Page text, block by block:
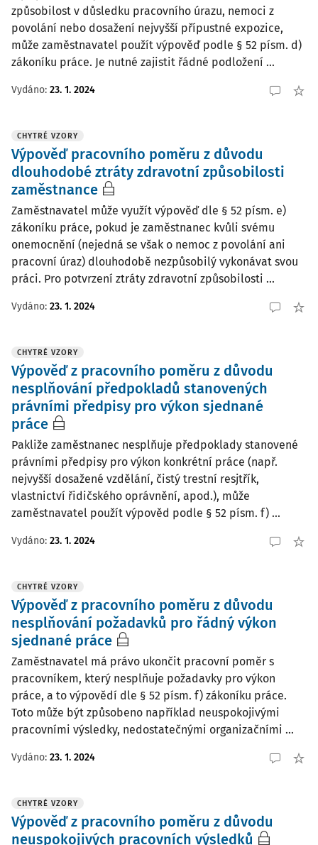
způsobilost v důsledku pracovního úrazu, nemoci z
povolání nebo dosažení nejvyšší přípustné expozice,
může zaměstnavatel použít výpověď podle § 52 písm. d)
zákoníku práce. Je nutné zajistit řádné podložení ...
Vydáno: 23. 1. 2024
CHYTRÉ VZORY
Výpověď pracovního poměru z důvodu
dlouhodobé ztráty zdravotní způsobilosti
zaměstnance
Zaměstnavatel může využít výpověď dle § 52 písm. e)
zákoníku práce, pokud je zaměstnanec kvůli svému
onemocnění (nejedná se však o nemoc z povolání ani
pracovní úraz) dlouhodobě nezpůsobilý vykonávat svou
práci. Pro potvrzení ztráty zdravotní způsobilosti ...
Vydáno: 23. 1. 2024
CHYTRÉ VZORY
Výpověď z pracovního poměru z důvodu
nesplňování předpokladů stanovených
právními předpisy pro výkon sjednané
práce
Pakliže zaměstnanec nesplňuje předpoklady stanovené
právními předpisy pro výkon konkrétní práce (např.
nejvyšší dosažené vzdělání, čistý trestní resjtřík,
vlastnictví řidičského oprávnění, apod.), může
zaměstnavatel použít výpověd podle § 52 písm. f) ...
Vydáno: 23. 1. 2024
CHYTRÉ VZORY
Výpověď z pracovního poměru z důvodu
nesplňování požadavků pro řádný výkon
sjednané práce
Zaměstnavatel má právo ukončit pracovní poměr s
pracovníkem, který nesplňuje požadavky pro výkon
práce, a to výpovědí dle § 52 písm. f) zákoníku práce.
Toto může být způsobeno například neuspokojivými
pracovními výsledky, nedostatečnými organizačními ...
Vydáno: 23. 1. 2024
CHYTRÉ VZORY
Výpověď z pracovního poměru z důvodu
neuspokojivých pracovních výsledků